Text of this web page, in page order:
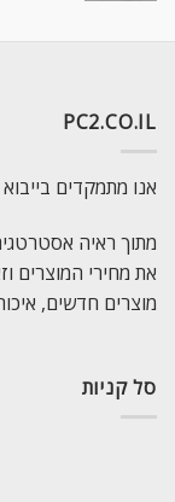
PC2.CO.IL
אנו מתמקדים
מתוך ראיה
את מחירי המוצרים
מוצרים חדשים,
סל קניות